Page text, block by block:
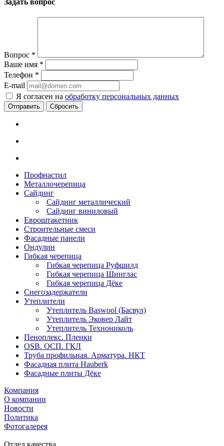
Вопрос *
Ваше имя *
Телефон *
E-mail
Я согласен на обработку персональных данных
Сбросить
Профнастил
Металлочерепица
Сайдинг
Сайдинг металлический
Сайдинг виниловый
Евроштакетник
Строительные смеси
Фасадные панели
Ондулин
Гибкая черепица
Гибкая черепица Руфшилд
Гибкая черепица Шинглас
Гибкая черепица Дёке
Снегозадержатели
Утеплители
Утеплитель Baswool (Басвул)
Утеплитель Эковер Лайт
Утеплитель Технониколь
Пеноплекс. Пленки
OSB. ОСП. ГКЛ
Труба профильная. Арматура. НКТ
Фасадная плита Hauberk
Фасадные плиты Дёке
Компания
О компании
Новости
Политика
Фотогалерея
Отдел качества